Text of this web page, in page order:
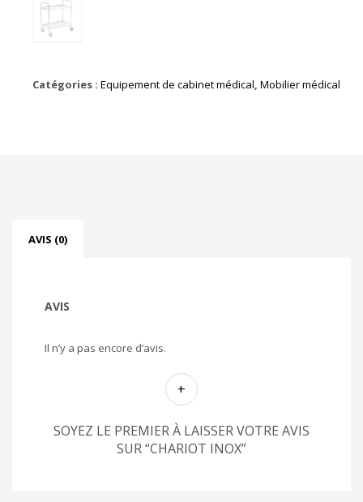
Catégories : Equipement de cabinet médical Mobilier médical
AVIS (0)
AVIS
Il n’y a pas encore d’avis.
SOYEZ LE PREMIER À LAISSER VOTRE AVIS
SUR “CHARIOT INOX”